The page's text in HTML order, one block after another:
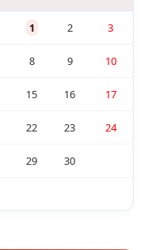
1 2 3
8 9 10
15 16 17
22 23 24
29 30